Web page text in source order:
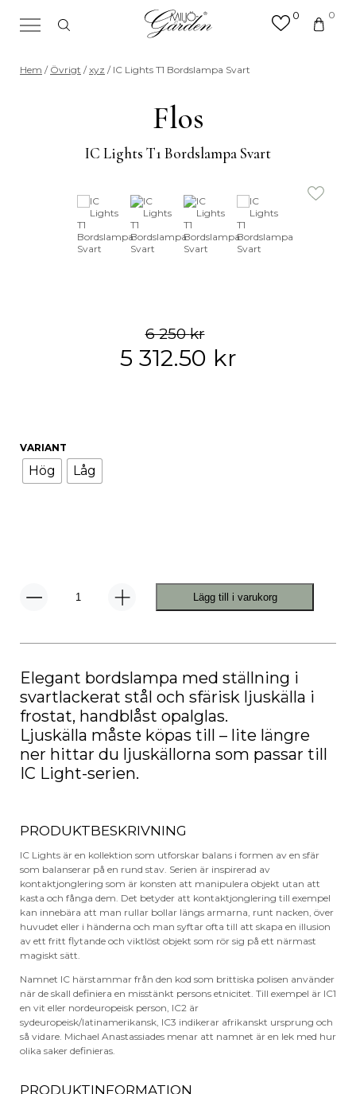
0 0
Sök efter valfri produkt eller
kategori
Hem / Övrigt /xyz / IC Lights T1 Bordslampa Svart
Flos
IC Lights T1 Bordslampa Svart
6 250kr
5 312.50 kr
VARIANT
Hög Låg
IC
Lägg till i varukorg
Elegant bordslampa med ställning i
svartlackerat stål och sfärisk ljuskälla i
frostat, handblåst opalglas.
Ljuskälla måste köpas till – lite längre
ner hittar du ljuskällorna som passar till
IC Light-serien.
PRODUKTBESKRIVNING
IC Lights är en kollektion som utforskar balans i formen av en sfär
som balanserar på en rund stav. Serien är inspirerad av
kontaktjonglering som är konsten att manipulera objekt utan att
kasta och fånga dem. Det betyder att kontaktjonglering till exempel
kan innebära att man rullar bollar längs armarna, runt nacken, över
huvudet eller i händerna och man syftar ofta till att skapa en illusion
av ett fritt flytande och viktlöst objekt som rör sig på ett närmast
magiskt sätt.
Namnet IC härstammar från den kod som brittiska polisen använder
när de skall definiera en misstänkt persons etnicitet. Till exempel är IC1
en vit eller nordeuropeisk person, IC2 är
sydeuropeisk/latinamerikansk, IC3 indikerar afrikanskt ursprung och
så vidare. Michael Anastassiades menar att namnet är en lek med hur
olika saker definieras.
PRODUKTINFORMATION